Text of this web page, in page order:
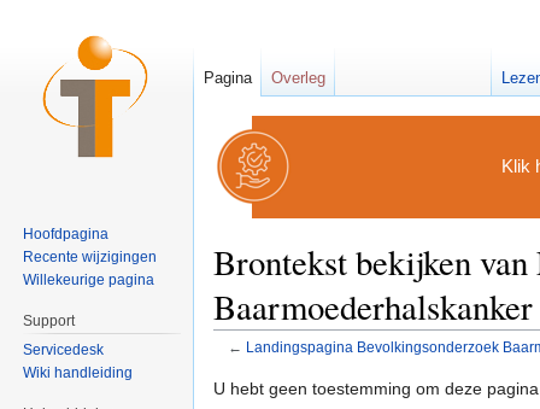
Klik
Brontekst bekijken
Baarmoederhalskanker
← Landingspagina Bevolkingsonderzoek
U hebt geen toestemming om deze
Pagina Overleg
Hoofdpagina
Recente wijzigingen
Willekeurige pagina
Support
Servicedesk
Wiki handleiding